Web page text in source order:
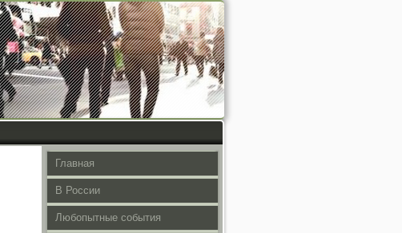
Главная
В России
Любопытные события